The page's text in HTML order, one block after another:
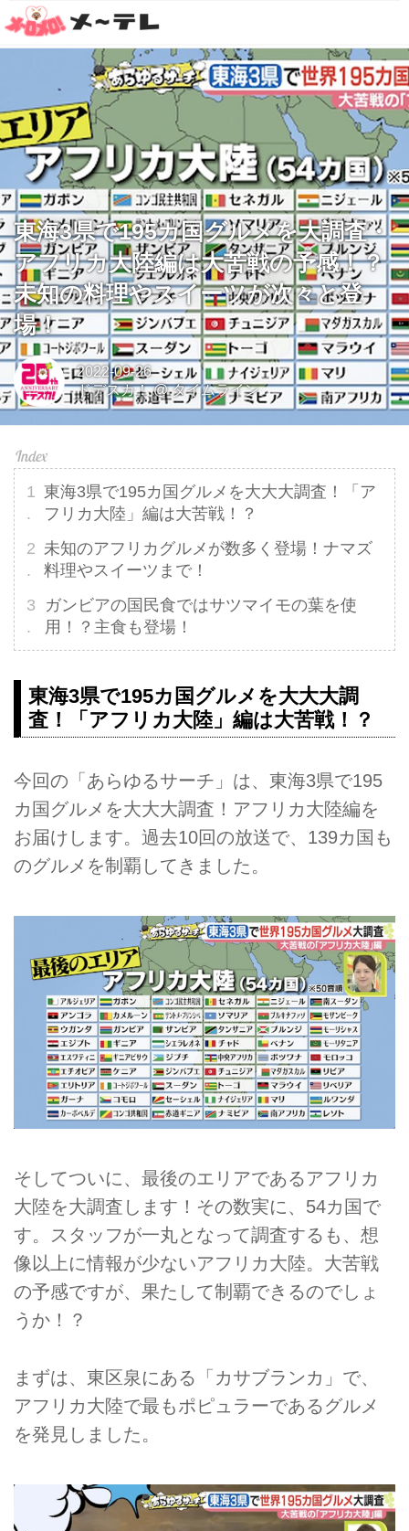
東海3県で195カ国グルメを大調査・
アフリカ大陸編は大苦戦の予感！？
未知の料理やスイーツが次々と登
場！
2022-09-26
ドデスカ！@タイムライン
東海3県で195カ国グルメを大大大調査！「ア
フリカ大陸」編は大苦戦！？
未知のアフリカグルメが数多く登場！ナマズ
料理やスイーツまで！
ガンビアの国民食ではサツマイモの葉を使
用！？主食も登場！
東海3県で195カ国グルメを大大大調
査！「アフリカ大陸」編は大苦戦！？
今回の「あらゆるサーチ」は、東海3県で195
カ国グルメを大大大調査！アフリカ大陸編を
お届けします。過去10回の放送で、139カ国も
のグルメを制覇してきました。
そしてついに、最後のエリアであるアフリカ
大陸を大調査します！その数実に、54カ国で
す。スタッフが一丸となって調査するも、想
像以上に情報が少ないアフリカ大陸。大苦戦
の予感ですが、果たして制覇できるのでしょ
うか！？
まずは、東区泉にある「カサブランカ」で、
アフリカ大陸で最もポピュラーであるグルメ
を発見しました。